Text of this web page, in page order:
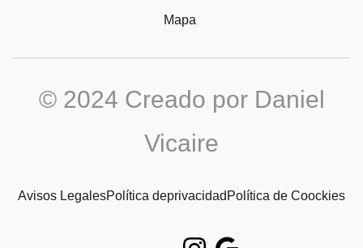
Mapa
© 2024 Creado por Daniel
Vicaire
Avisos LegalesPolítica deprivacidad Política de Coockies